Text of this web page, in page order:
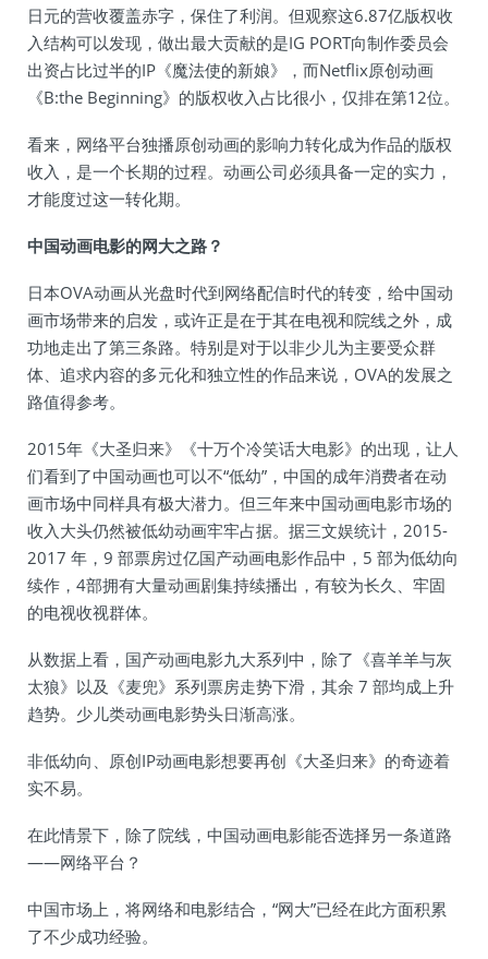
日元的营收覆盖赤字，保住了利润。但观察这6.87亿版权收
入结构可以发现，做出最大贡献的是IG PORT向制作委员会
出资占比过半的IP《魔法使的新娘》，而Netflix原创动画
《B:the Beginning》的版权收入占比很小，仅排在第12位。
看来，网络平台独播原创动画的影响力转化成为作品的版权
收入，是一个长期的过程。动画公司必须具备一定的实力，
才能度过这一转化期。
中国动画电影的网大之路？
日本OVA动画从光盘时代到网络配信时代的转变，给中国动
画市场带来的启发，或许正是在于其在电视和院线之外，成
功地走出了第三条路。特别是对于以非少儿为主要受众群
体、追求内容的多元化和独立性的作品来说，OVA的发展之
路值得参考。
2015年《大圣归来》《十万个冷笑话大电影》的出现，让人
们看到了中国动画也可以不“低幼”，中国的成年消费者在动
画市场中同样具有极大潜力。但三年来中国动画电影市场的
收入大头仍然被低幼动画牢牢占据。据三文娱统计，2015-
2017 年，9 部票房过亿国产动画电影作品中，5 部为低幼向
续作，4部拥有大量动画剧集持续播出，有较为长久、牢固
的电视收视群体。
从数据上看，国产动画电影九大系列中，除了《喜羊羊与灰
太狼》以及《麦兜》系列票房走势下滑，其余 7 部均成上升
趋势。少儿类动画电影势头日渐高涨。
非低幼向、原创IP动画电影想要再创《大圣归来》的奇迹着
实不易。
在此情景下，除了院线，中国动画电影能否选择另一条道路
——网络平台？
中国市场上，将网络和电影结合，“网大”已经在此方面积累
了不少成功经验。